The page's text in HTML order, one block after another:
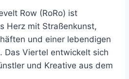
Row (RoRo) ist
Herz mit Straßenkunst,
und einer lebendigen
Das Viertel entwickelt sich
und Kreative aus dem